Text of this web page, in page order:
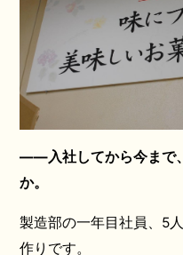
——入社してから今まで
か。
製造部の一年目社員、5
作りです。